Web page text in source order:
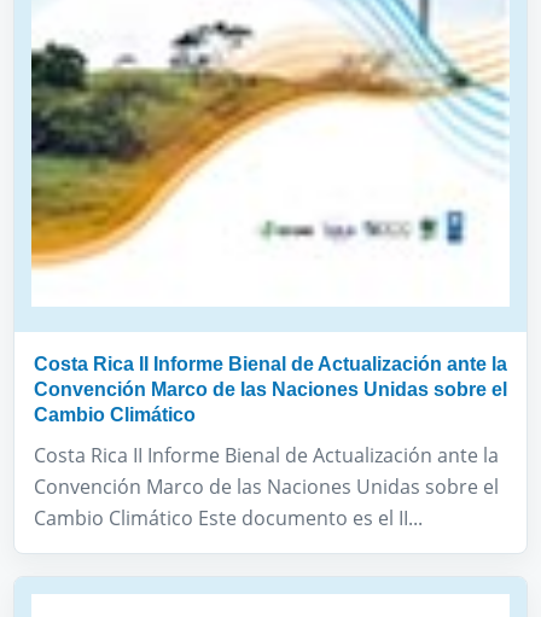
Costa Rica II Informe Bienal de Actualización ante la
Convención Marco de las Naciones Unidas sobre el
Cambio Climático
Costa Rica II Informe Bienal de Actualización ante la
Convención Marco de las Naciones Unidas sobre el
Cambio Climático Este documento es el II...